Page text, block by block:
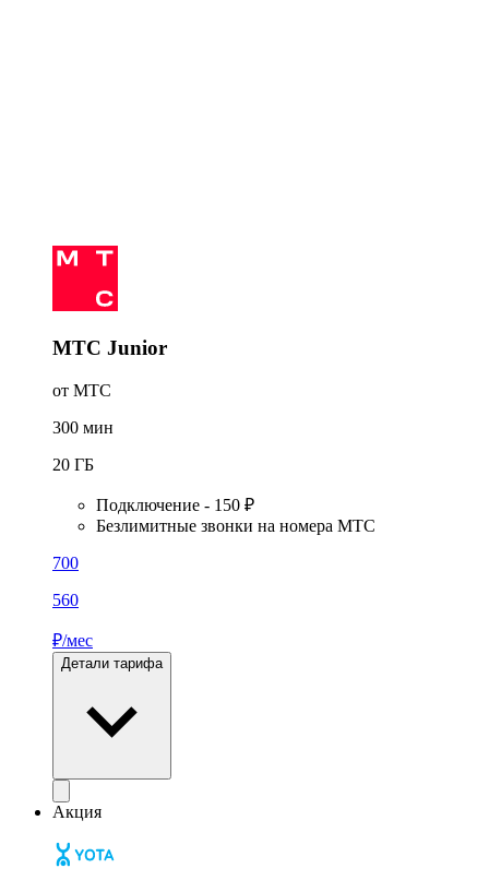
МТС Junior
от МТС
300 мин
20 ГБ
Подключение - 150 ₽
Безлимитные звонки на номера МТС
700
560
₽/мес
Детали тарифа
Акция